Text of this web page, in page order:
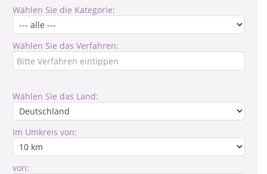
Wählen Sie die Kategorie:
Wählen Sie das Verfahren:
Wählen Sie das Land:
Im Umkreis von:
von: